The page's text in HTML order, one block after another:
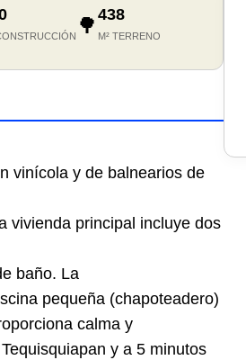
🌳438
M² TERRENO
vinícola y de balnearios de
vivienda principal incluye dos
baño. La
pequeña (chapoteadero)
calma y
y a 5 minutos